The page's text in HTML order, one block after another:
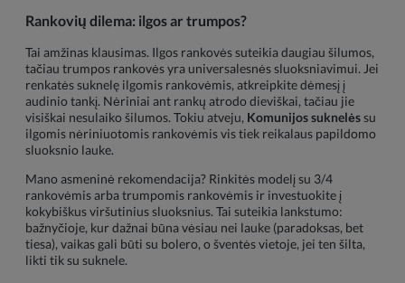
Rankovių dilema: ilgos ar trumpos?
Tai amžinas klausimas. Ilgos rankovės suteikia daugiau šilumos,
tačiau trumpos rankovės yra universalesnės sluoksniavimui. Jei
renkatės suknelę ilgomis rankovėmis, atkreipkite dėmesį į
audinio tankį. Nėriniai ant rankų atrodo dieviškai, tačiau jie
visiškai nesulaiko šilumos. Tokiu atveju, Komunijos suknelėssu
ilgomis nėriniuotomis rankovėmis vis tiek reikalaus papildomo
sluoksnio lauke.
Mano asmeninė rekomendacija? Rinkitės modelį su 3/4
rankovėmis arba trumpomis rankovėmis ir investuokite į
kokybiškus viršutinius sluoksnius. Tai suteikia lankstumo:
bažnyčioje, kur dažnai būna vėsiau nei lauke (paradoksas, bet
tiesa), vaikas gali būti su bolero, o šventės vietoje, jei ten šilta,
likti tik su suknele.